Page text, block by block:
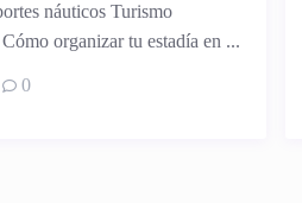
náuticos Turismo
organizar tu estadía en ...
0